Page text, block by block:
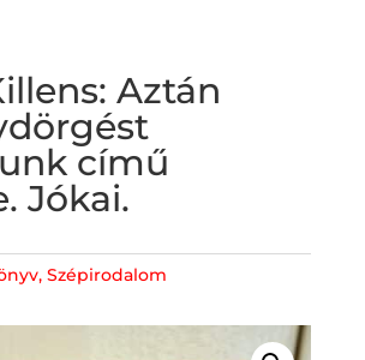
Aztán
című
Jókai.
, Szépirodalom